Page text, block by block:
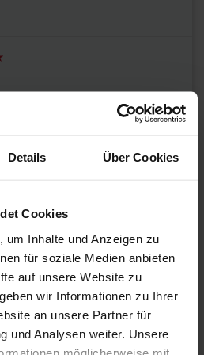
Details Über Cookies
Cookies
um Inhalte und Anzeigen zu
für soziale Medien anbieten
auf unsere Website zu
wir Informationen zu Ihrer
an unsere Partner für
und Analysen weiter. Unsere
möglicherweise mit